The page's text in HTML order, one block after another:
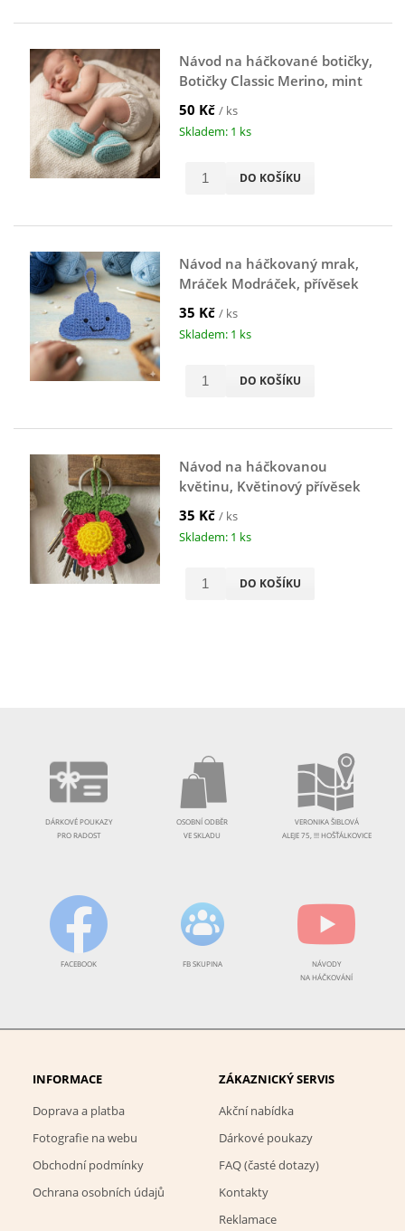
Návod na háčkované botičky,
Botičky Classic Merino, mint
50 Kč / ks
Skladem: 1 ks
DO KOŠÍKU
Návod na háčkovaný mrak,
Mráček Modráček, přívěsek
35 Kč / ks
Skladem: 1 ks
DO KOŠÍKU
Návod na háčkovanou
květinu, Květinový přívěsek
35 Kč / ks
Skladem: 1 ks
DO KOŠÍKU
DÁRKOVÉ POUKAZY
PRO RADOST
OSOBNÍ ODBĚR
VE SKLADU
VERONIKA ŠIBLOVÁ
ALEJE 75, !!! HOŠŤÁLKOVICE
FACEBOOK FB SKUPINA
NÁVODY
NA HÁČKOVÁNÍ
INFORMACE
Doprava a platba
Fotografie na webu
Obchodní podmínky
Ochrana osobních údajů
ZÁKAZNICKÝ SERVIS
Akční nabídka
Dárkové poukazy
FAQ (časté dotazy)
Kontakty
Reklamace